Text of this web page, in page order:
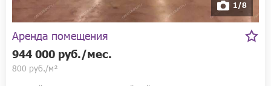
1/8
Аренда помещения
944 000 руб./мес.
800 руб./м²